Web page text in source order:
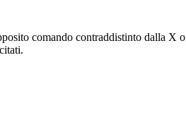
comando contraddistinto dalla